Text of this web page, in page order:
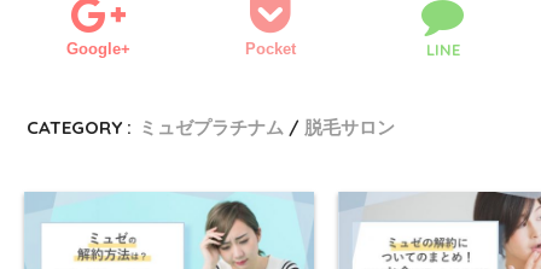
Google+ Pocket LINE
CATEGORY : ミュゼプラチナム 脱毛サロン